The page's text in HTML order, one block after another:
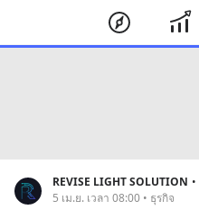
REVISE LIGHT SOLUTION •
5 เม.ย. เวลา 08:00 • ธุรกิจ